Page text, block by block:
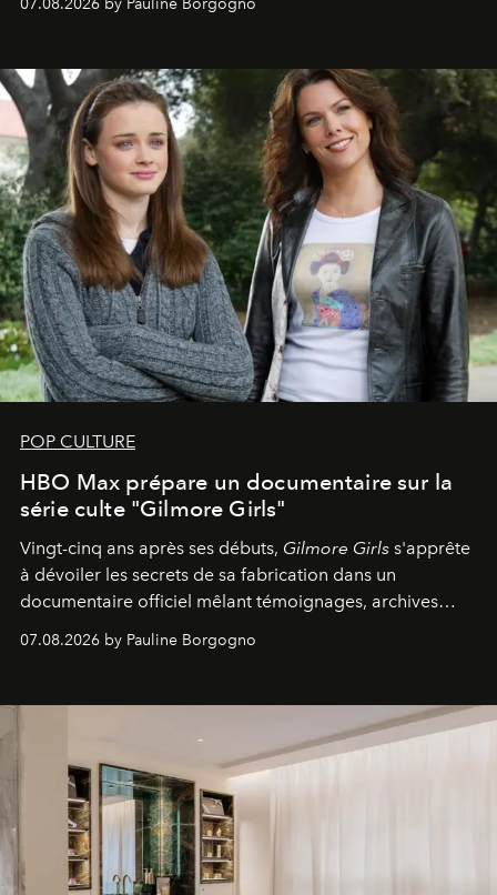
POP CULTURE
HBO Max prépare un documentaire sur la
série culte "Gilmore Girls"
Vingt-cinq ans après ses débuts, Gilmore Girls s'apprête
à dévoiler les secrets de sa fabrication dans un
documentaire officiel mêlant témoignages, archives
générationnel.
07.08.2026 by Pauline Borgogno